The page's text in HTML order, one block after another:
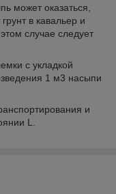
может оказаться,
в кавальер и
случае следует
с укладкой
1 м3 насыпи
и
L.